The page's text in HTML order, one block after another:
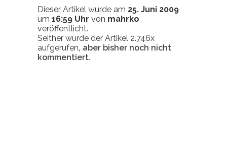
Dieser Artikel wurde am 25. Juni 2009
um 16:59 Uhr von mahrko
veröffentlicht.
Seither wurde der Artikel 2.746x
aufgerufen, aber bisher noch nicht
kommentiert.